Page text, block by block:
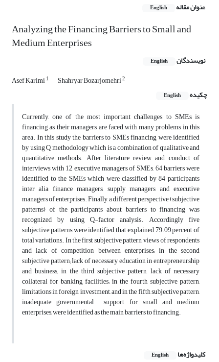
عنوان مقاله English
Analyzing the Financing Barriers to Small and
Medium Enterprises
نویسندگان English
Asef Karimi1 Shahryar Bozarjomehri2
چکیده English
Currently, one of the most important challenges to SMEs is
financing as their managers are faced with many problems in this
area. In this study the barriers to SMEs financing were identified
by using Q methodology which is a combination of qualitative and
quantitative methods. After literature review and conduct of
interviews with 12 executive managers of SMEs, 64 barriers were
identified to the SMEs which were classified by 84 participants
inter alia finance managers, supply managers and executive
managers of enterprises. Finally, a different perspective (subjective
patterns) of the participants about barriers to financing was
recognized by using Q-factor analysis. Accordingly five
subjective patterns were identified that explained 79.09 percent of
total variations. In the first subjective pattern, views of respondents
and lack of competition between enterprises; in the second
subjective pattern; lack of necessary education in entrepreneurship
and business; in the third subjective pattern, lack of necessary
collateral for banking facilities; in the fourth subjective pattern,
limitations in foreign investment, and in the fifth subjective pattern,
inadequate governmental support for small and medium
enterprises, were identified as the main barriers to financing.
کلیدواژه‌ها English